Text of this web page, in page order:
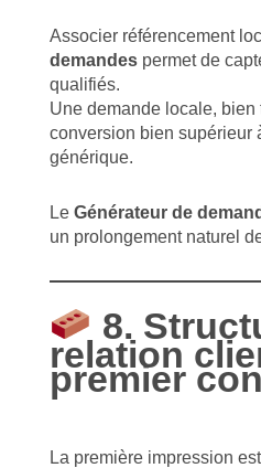
Associer référencement
demandes permet de
qualifiés.
Une demande locale, bien
conversion bien supérieur
générique.
Le Générateur de
un prolongement naturel
8.
relation
premier
La première impression